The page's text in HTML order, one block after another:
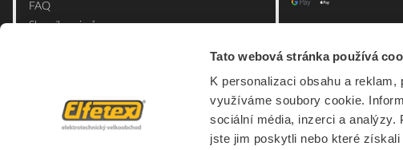
Tato webová stránka používá
K personalizaci obsahu a
využíváme soubory cookie.
sociální média, inzerci a analýzy.
jste jim poskytli nebo které
FAQ
Slovník pojmů